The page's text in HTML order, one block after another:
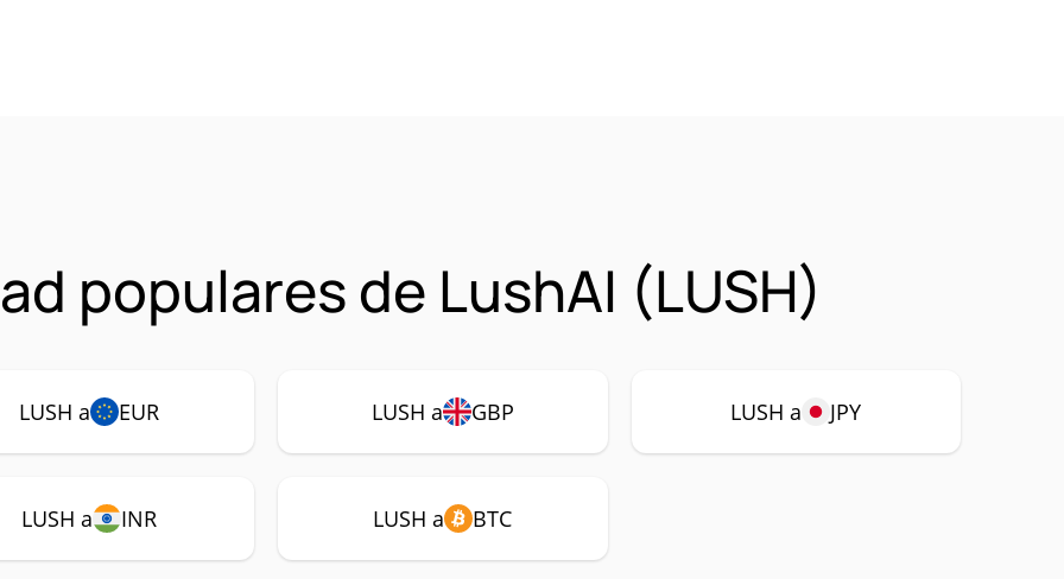
populares de LushAI (LUSH)
LUSH a EUR LUSH a GBP LUSH a JPY
LUSH a INR LUSH a BTC